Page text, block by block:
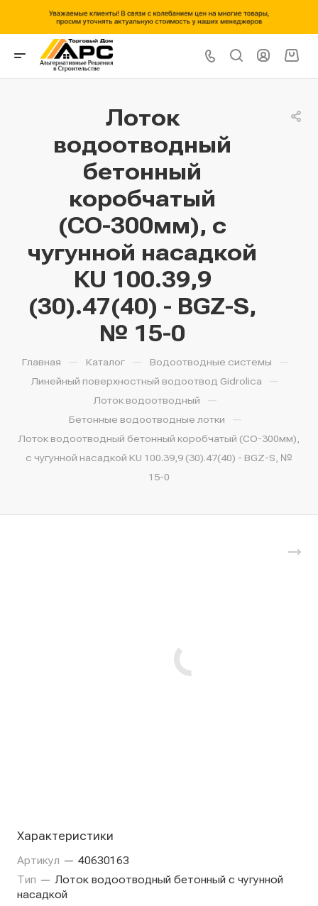
Лоток
водоотводный
бетонный
коробчатый
(СО-300мм), с
чугунной насадкой
КU 100.39,9
(30).47(40) - BGZ-S,
№ 15-0
Главная — Каталог — Водоотводные системы —
Линейный поверхностный водоотвод Gidrolica —
Лоток водоотводный —
Бетонные водоотводные лотки —
Лоток водоотводный бетонный коробчатый (СО-300мм),
с чугунной насадкой КU 100.39,9 (30).47(40) - BGZ-S, №
15-0
Характеристики
Артикул — 40630163
Тип — Лоток водоотводный бетонный с чугунной
насадкой